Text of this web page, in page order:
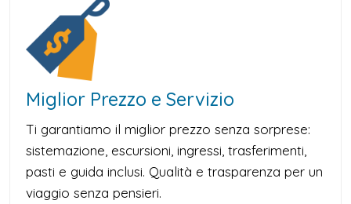
Miglior Prezzo e Servizio
Ti garantiamo il miglior prezzo senza sorprese:
sistemazione, escursioni, ingressi, trasferimenti,
pasti e guida inclusi. Qualità e trasparenza per un
viaggio senza pensieri.